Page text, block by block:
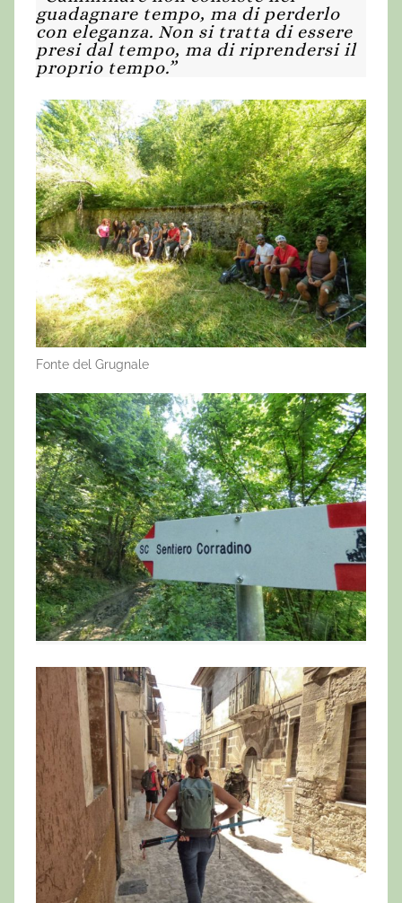
guadagnare tempo, ma di perderlo
con eleganza. Non si tratta di essere
presi dal tempo, ma di riprendersi il
proprio tempo.”
Fonte del Grugnale